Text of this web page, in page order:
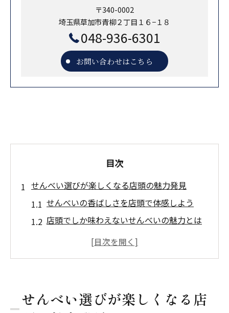
〒340-0002
埼玉県草加市青柳２丁目１６−１８
048-936-6301
お問い合わせはこちら
目次
せんべい選びが楽しくなる店頭の魅力発見
せんべいの香ばしさを店頭で体感しよう
店頭でしか味わえないせんべいの魅力とは
せんべい選びが楽しくなる接客の工夫
店頭で味わう伝統せんべいの奥深い味
せんべい選びが楽しくなる店